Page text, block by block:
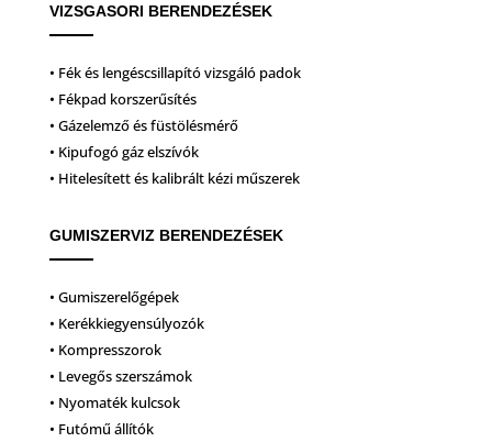
VIZSGASORI BERENDEZÉSEK
• Fék és lengéscsillapító vizsgáló padok
• Fékpad korszerűsítés
• Gázelemző és füstölésmérő
• Kipufogó gáz elszívók
• Hitelesített és kalibrált kézi műszerek
GUMISZERVIZ BERENDEZÉSEK
• Gumiszerelőgépek
• Kerékkiegyensúlyozók
• Kompresszorok
• Levegős szerszámok
• Nyomaték kulcsok
• Futómű állítók